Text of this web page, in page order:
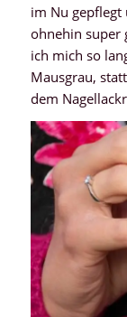
im Nu gepflegt
ohnehin super
ich mich so
Mausgrau,
dem